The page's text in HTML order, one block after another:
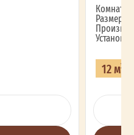
Комнат: 2
Размеры:
12 м2